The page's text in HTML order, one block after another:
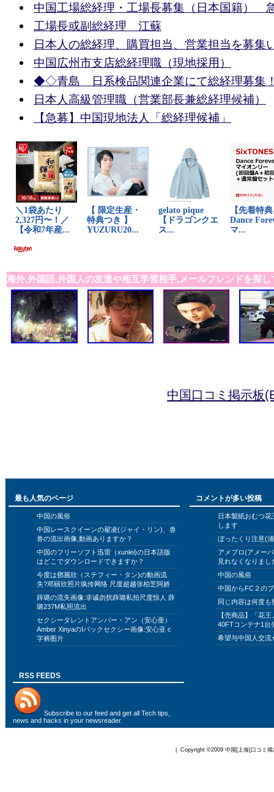
中国工場総経理・工場長募集（日本国籍）
工場長或副総経理 江蘇
日本人の総経理、購買担当、営業担当を募集
中国広州市支店総経理職（現地採用）
◆◇青島 日系検品関連企業にて総経理募
日本人高級管理職（営業部長兼総経理候補）
【急募】中国現地法人「総経理候補」
海外,外国語,外国人の友達や相互学習相手,メールフレンドを探し
中国口コミ掲示板
最も人気のページ
中国の風俗
中国レースクイーンの翟凌(ジャイ・リン)、兽
兽の流出画像,動画ありますか？
中国のフリーソフト迅雷（xunlei)の日本語版
はどこでダウンロードできますか？
今度は鄧麗欣（ステフィー・タン)の動画流
失?邓丽欣照片疯传网络 尺度超越张柏芝阿娇
薛璐の流失画像:非诚勿扰薛璐私拍尺度惊人 薛
璐237M私照流出
セクシータレントアンバー・アン（安心亜）
Amber XinyaのIバックセクシー画像:安心亚 c
字裤图片
コメントが多い投稿
日本製紙おむつ
します
ぼったくり注意(
アメブロ(アメー
見れなくなりまし
中国の風俗
中国からFC２の
同じ内容は何度
【売商品】「花
40FTコンテナ1台
希望与中国人交
RSS FEEDS
Subscribe to our feed and get all Tech tips,
news and hacks in your newsreader.
| Copyright ©2009 中国[上海]口コミ掲